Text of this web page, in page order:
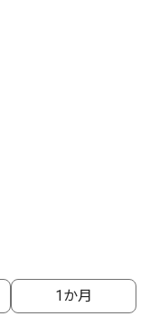
1か月